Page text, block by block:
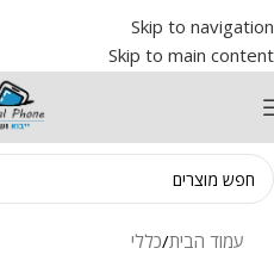
Skip to navigation
Skip to main content
עמוד הבית/כללי